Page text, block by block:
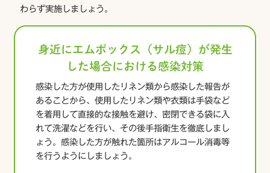
わらず実施しましょう。
身近にエムポックス（サル痘）が発生
した場合における感染対策
感染した方が使用したリネン類から感染した報告が
あることから、使用したリネン類や衣類は手袋など
を着用して直接的な接触を避け、密閉できる袋に入
れて洗濯などを行い、その後手指衛生を徹底しまし
ょう。感染した方が触れた箇所はアルコール消毒等
を行うようにしましょう。